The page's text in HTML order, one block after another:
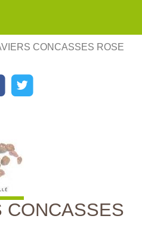
CONCASSES ROSE
CONCASSES